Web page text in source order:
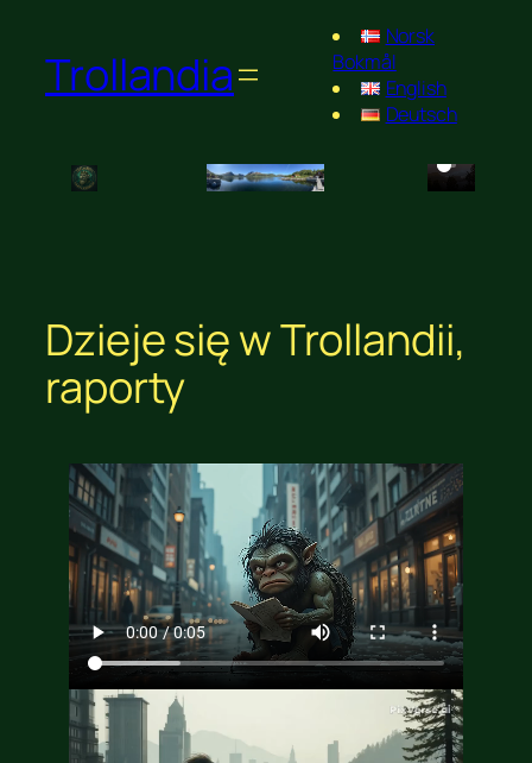
Trollandia
Norsk
Bokmål
English
Deutsch
Dzieje się w Trollandii,
raporty